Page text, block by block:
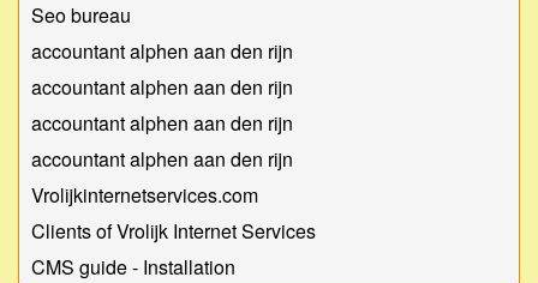
Seo bureau
accountant alphen aan den rijn
accountant alphen aan den rijn
accountant alphen aan den rijn
accountant alphen aan den rijn
Vrolijkinternetservices.com
Clients of Vrolijk Internet Services
CMS guide - Installation